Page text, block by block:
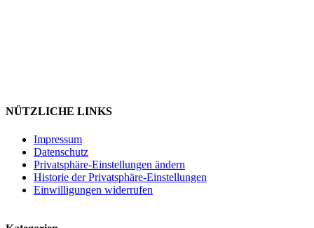
NÜTZLICHE LINKS
Impressum
Datenschutz
Privatsphäre-Einstellungen ändern
Historie der Privatsphäre-Einstellungen
Einwilligungen widerrufen